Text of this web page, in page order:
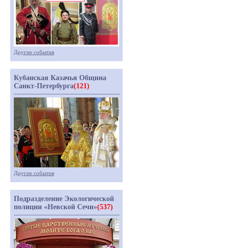
Другие события
Кубанская Казачья Община
Санкт-Петербурга(121)
Другие события
Подразделение Экологической
полиции «Невской Сечи»(537)